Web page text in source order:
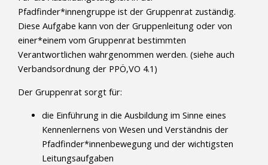
Pfadfinder*innengruppe ist der Gruppenrat zuständig.
Diese Aufgabe kann von der Gruppenleitung oder von
einer*einem vom Gruppenrat bestimmten
Verantwortlichen wahrgenommen werden. (siehe auch
Verbandsordnung der PPÖ,VO 4.1)
Der Gruppenrat sorgt für:
die Einführung in die Ausbildung im Sinne eines
Kennenlernens von Wesen und Verständnis der
Pfadfinder*innenbewegung und der wichtigsten
Leitungsaufgaben